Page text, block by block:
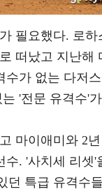
필요했다. 로
떠났고 지난해
수가 없는 다저
'전문 유격수'
마이애미와 2
수. '사치세 리셋
던 특급 유격수